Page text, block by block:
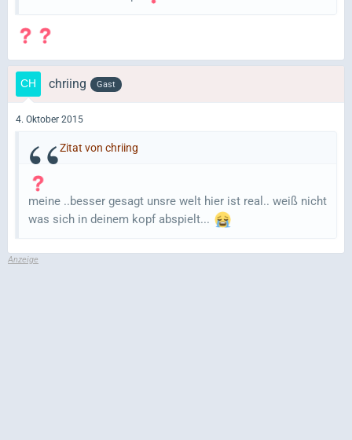
chriing Gast
4. Oktober 2015
Zitat von chriing
meine ..besser gesagt unsre welt hier ist real.. weiß nicht
was sich in deinem kopf abspielt...